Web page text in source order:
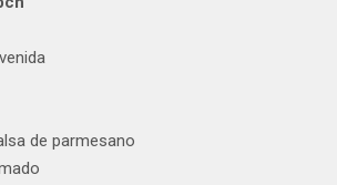
de parmesano